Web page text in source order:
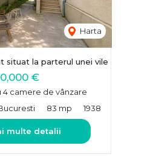
Harta
situat la parterul unei vile
€
camere de vânzare
83 mp 1938
multe detalii